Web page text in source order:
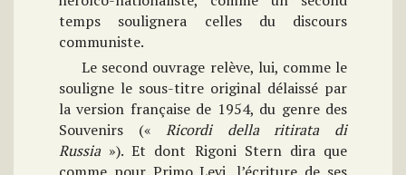
temps soulignera celles du discours
communiste.
Le second ouvrage relève, lui, comme le
souligne le sous-titre original délaissé par
la version française de 1954, du genre des
Souvenirs («Ricordi della ritirata di
Russia»). Et dont Rigoni Stern dira que